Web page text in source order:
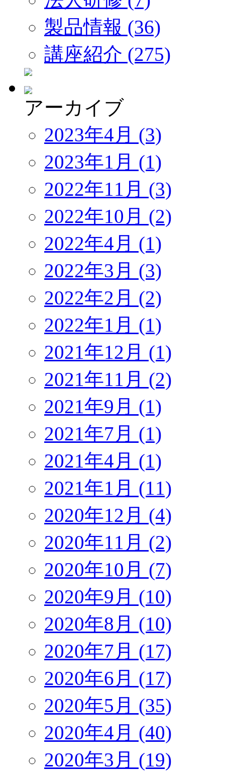
製品情報 (36)
講座紹介 (275)
アーカイブ
2023年4月 (3)
2023年1月 (1)
2022年11月 (3)
2022年10月 (2)
2022年4月 (1)
2022年3月 (3)
2022年2月 (2)
2022年1月 (1)
2021年12月 (1)
2021年11月 (2)
2021年9月 (1)
2021年7月 (1)
2021年4月 (1)
2021年1月 (11)
2020年12月 (4)
2020年11月 (2)
2020年10月 (7)
2020年9月 (10)
2020年8月 (10)
2020年7月 (17)
2020年6月 (17)
2020年5月 (35)
2020年4月 (40)
2020年3月 (19)